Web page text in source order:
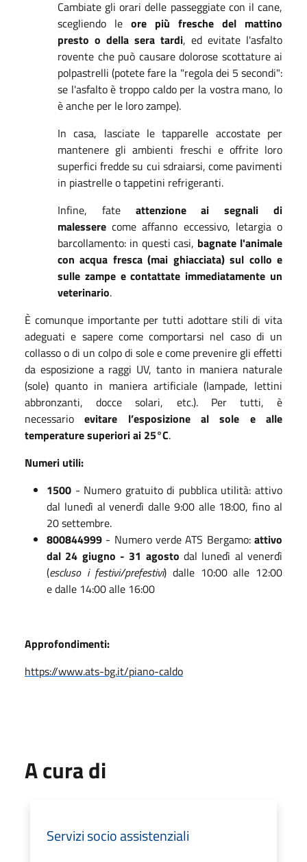
Cambiate gli orari delle passeggiate con il cane,
scegliendo le ore più fresche del mattino
presto o della sera tardi, ed evitate l'asfalto
rovente che può causare dolorose scottature ai
polpastrelli (potete fare la "regola dei 5 secondi":
se l'asfalto è troppo caldo per la vostra mano, lo
è anche per le loro zampe).
In casa, lasciate le tapparelle accostate per
mantenere gli ambienti freschi e offrite loro
superfici fredde su cui sdraiarsi, come pavimenti
in piastrelle o tappetini refrigeranti.
Infine, fate attenzione ai segnali di
malessere come affanno eccessivo, letargia o
barcollamento: in questi casi, bagnate l'animale
con acqua fresca (mai ghiacciata) sul collo e
sulle zampe e contattate immediatamente un
veterinario.
È comunque importante per tutti adottare stili di vita
adeguati e sapere come comportarsi nel caso di un
collasso o di un colpo di sole e come prevenire gli effetti
da esposizione a raggi UV, tanto in maniera naturale
(sole) quanto in maniera artificiale (lampade, lettini
abbronzanti, docce solari, etc.). Per tutti, è
necessarioevitare l’esposizione al sole e alle
temperature superiori ai 25°C.
Numeri utili:
1500 - Numero gratuito di pubblica utilità: attivo
dal lunedì al venerdì dalle 9:00 alle 18:00, fino al
20 settembre.
800844999 - Numero verde ATS Bergamo: attivo
dal 24 giugno - 31 agosto dal lunedì al venerdì
(escluso i festivi/prefestivi) dalle 10:00 alle 12:00
e dalle 14:00 alle 16:00
Approfondimenti:
https://www.ats-bg.it/piano-caldo
A cura di
Servizi socio assistenziali